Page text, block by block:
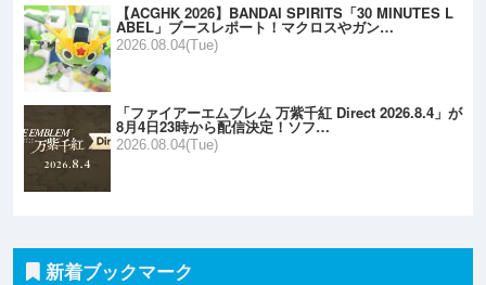
【ACGHK 2026】BANDAI SPIRITS「30 MINUTES L
ABEL」ブースレポート！マクロスやガン…
2026.08.04(Tue)
「ファイアーエムブレム 万紫千紅 Direct 2026.8.4」が
8月4日23時から配信決定！ソフ…
2026.08.04(Tue)
新着ブックマーク